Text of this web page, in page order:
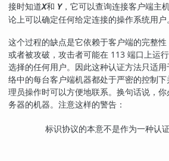
接时知道X和 Y，它可以查询连接客户端主
论上可以确定任何给定连接的操作系统用户。
这个过程的缺点是它依赖于客户端的完整
或者被攻破，攻击者可能在 113 端口上运
选择的任何用户。因此这种认证方法只适
络中的每台客户端机器都处于严密的控制
理员操作时可以方便地联系。换句话说，
务器的机器。注意这样的警告：
标识协议的本意不是作为一种认